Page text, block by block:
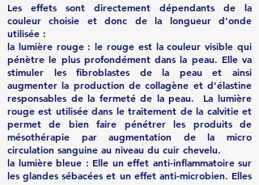
Les effets sont directement dépendants de la
couleur choisie et donc de la longueur d’onde
utilisée :
la lumière rouge: le rouge est la couleur visible qui
pénètre le plus profondément dans la peau. Elle va
stimuler les fibroblastes de la peau et ainsi
augmenter la production de collagène et d’élastine
responsables de la fermeté de la peau. La lumière
rouge est utilisée dans le traitement de la calvitieet
permet de bien faire pénétrer les produits de
mésothérapie par augmentation de la micro
circulation sanguine au niveau du cuir chevelu.
la lumière bleue : Elle un effet anti-inflammatoire sur
les glandes sébacées et un effet anti-microbien. Elles